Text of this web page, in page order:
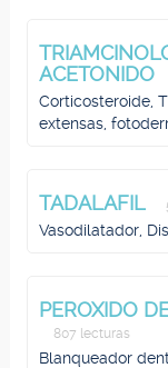
ACETONIDO
Corticosteroide,
extensas,
TADALAFIL
Vasodilatador,
PEROXIDO
807 lecturas
Blanqueador